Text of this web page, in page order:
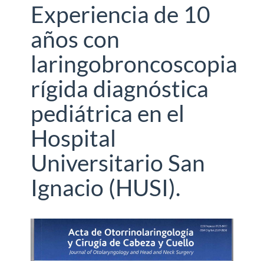
Experiencia de 10
años con
laringobroncoscopia
rígida diagnóstica
pediátrica en el
Hospital
Universitario San
Ignacio (HUSI).
Barra
lateral